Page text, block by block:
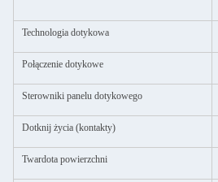
Technologia dotykowa
Połączenie dotykowe
Sterowniki panelu dotykowego
Dotknij życia (kontakty)
Twardota powierzchni